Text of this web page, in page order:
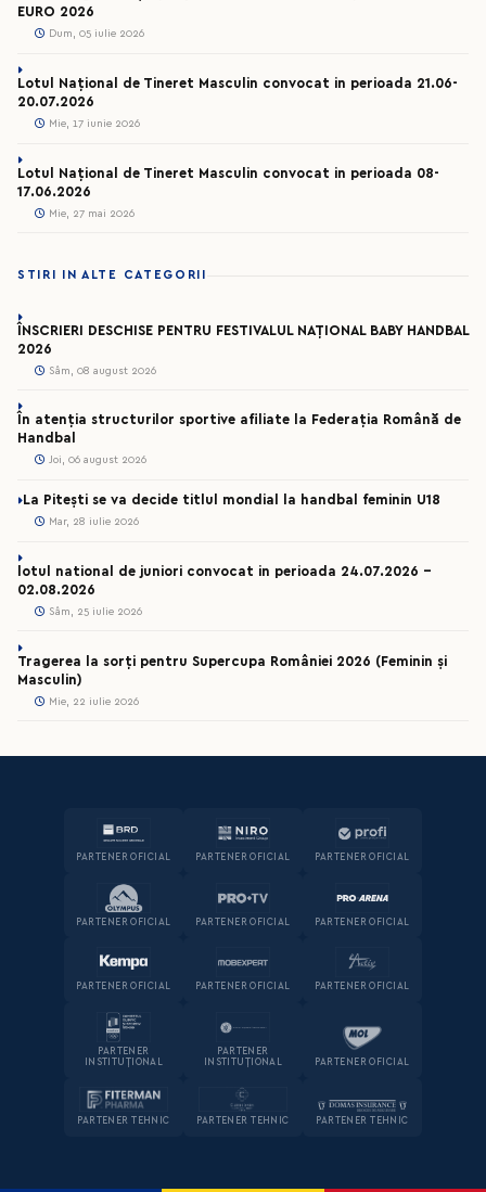
EURO 2026
Dum, 05 iulie 2026
Lotul Național de Tineret Masculin convocat in perioada 21.06-
20.07.2026
Mie, 17 iunie 2026
Lotul Național de Tineret Masculin convocat in perioada 08-
17.06.2026
Mie, 27 mai 2026
STIRI IN ALTE CATEGORII
ÎNSCRIERI DESCHISE PENTRU FESTIVALUL NAȚIONAL BABY HANDBAL
2026
Sâm, 08 august 2026
În atenția structurilor sportive afiliate la Federația Română de
Handbal
Joi, 06 august 2026
La Pitești se va decide titlul mondial la handbal feminin U18
Mar, 28 iulie 2026
lotul national de juniori convocat in perioada 24.07.2026 –
02.08.2026
Sâm, 25 iulie 2026
Tragerea la sorți pentru Supercupa României 2026 (Feminin și
Masculin)
Mie, 22 iulie 2026
PARTENER OFICIAL PARTENER OFICIAL PARTENER OFICIAL
PARTENER OFICIAL PARTENER OFICIAL PARTENER OFICIAL
PARTENER OFICIAL PARTENER OFICIAL PARTENER OFICIAL
PARTENER
INSTITUȚIONAL
PARTENER
INSTITUȚIONAL
PARTENER OFICIAL
PARTENER TEHNIC PARTENER TEHNIC PARTENER TEHNIC